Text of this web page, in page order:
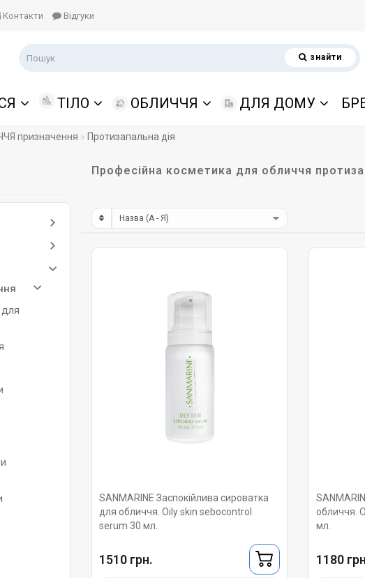
Контакти Відгуки
знайти
ТІЛО ОБЛИЧЧЯ ДЛЯ ДОМУ
призначення Протизапальна дія
Професійна косметика для обличчя
SANMARINE Заспокійлива сироватка
для обличчя. Oily skin sebocontrol
serum 30 мл.
1510 грн.
обличчя.
мл.
1180